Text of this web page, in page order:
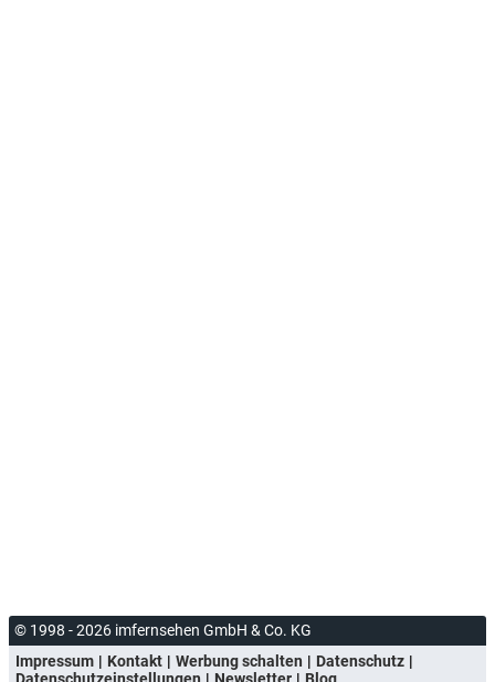
© 1998 - 2026 imfernsehen GmbH & Co. KG
Impressum
Kontakt Werbung schalten
Datenschutz